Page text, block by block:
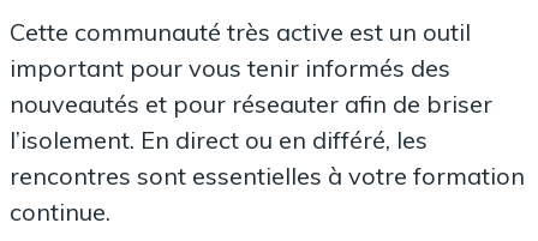
Cette communauté très active est un outil
important pour vous tenir informés des
nouveautés et pour réseauter afin de briser
l’isolement. En direct ou en différé, les
rencontres sont essentielles à votre formation
continue.